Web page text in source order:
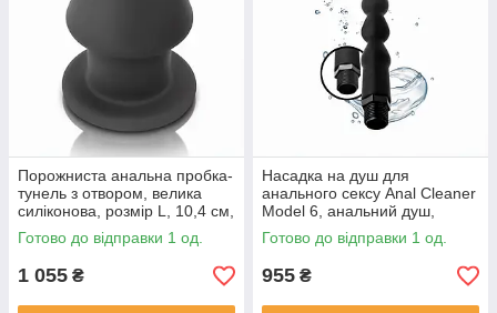
Порожниста анальна пробка-
тунель з отвором, велика
силіконова, розмір L, 10,4 см,
діаметр 8 см
Готово до відправки 1 од.
1 055 ₴
Насадка на душ для
анального сексу Anal Cleaner
Model 6, анальний душ,
силікон/PVC, 22,5 см
Готово до відправки 1 од.
955 ₴